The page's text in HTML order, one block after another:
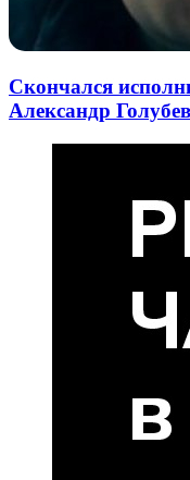
Скончался
Александр Голубев